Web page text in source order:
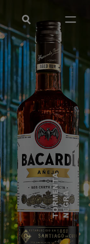
T
O
R
ME
N
T
A
N
E
G
RA